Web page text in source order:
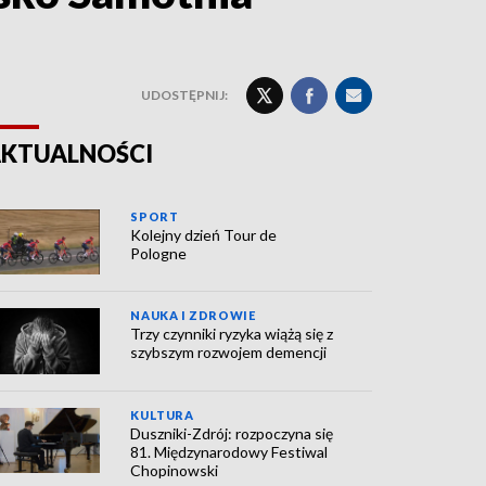
UDOSTĘPNIJ:
SPORT
Kolejny dzień Tour de
Pologne
NAUKA I ZDROWIE
Trzy czynniki ryzyka wiążą się z
szybszym rozwojem demencji
KULTURA
Duszniki-Zdrój: rozpoczyna się
81. Międzynarodowy Festiwal
Chopinowski